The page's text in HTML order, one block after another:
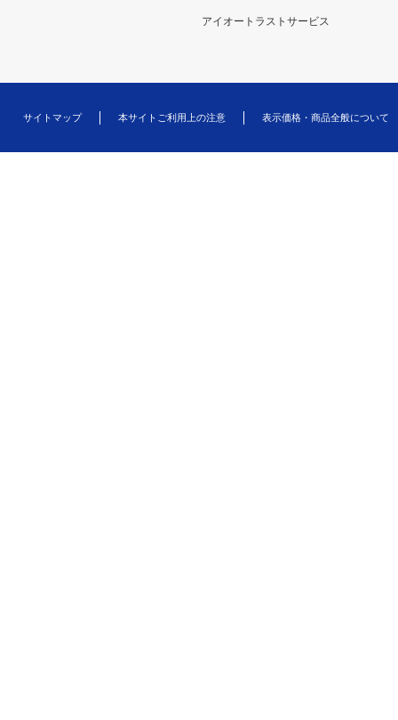
アイオートラストサービス
サイトマップ 本サイトご利用上の注意 表示価格・商品全般について